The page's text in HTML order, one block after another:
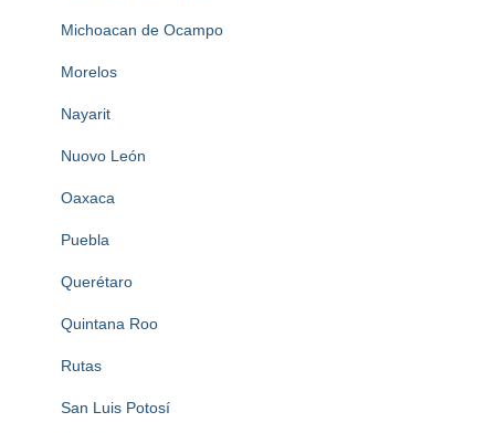
Michoacan de Ocampo
Morelos
Nayarit
Nuovo León
Oaxaca
Puebla
Querétaro
Quintana Roo
Rutas
San Luis Potosí